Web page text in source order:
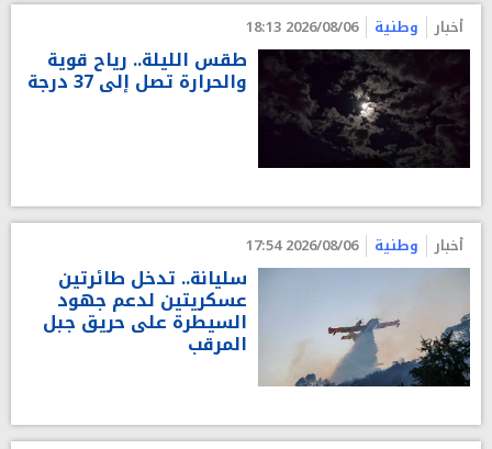
أخبار وطنية 2026/08/06 18:13
طقس الليلة.. رياح قوية
والحرارة تصل إلى 37 درجة
أخبار وطنية 2026/08/06 17:54
سليانة.. تدخل طائرتين
عسكريتين لدعم جهود
السيطرة على حريق جبل
المرقب